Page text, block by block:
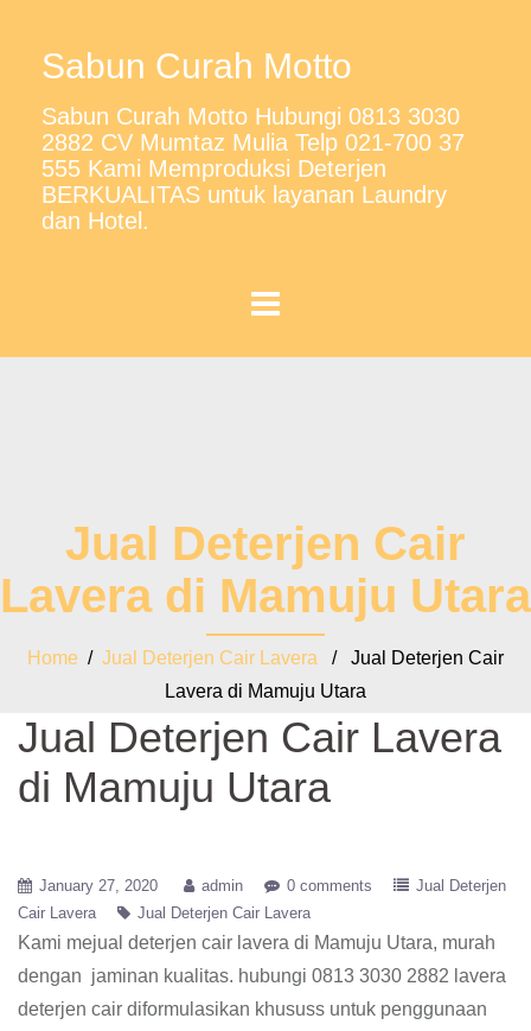
Sabun Curah Motto
Sabun Curah Motto Hubungi 0813 3030
2882 CV Mumtaz Mulia Telp 021-700 37
555 Kami Memproduksi Deterjen
BERKUALITAS untuk layanan Laundry
dan Hotel.
Jual Deterjen Cair
Lavera di Mamuju Utara
Home / Jual Deterjen Cair Lavera / Jual Deterjen Cair
Lavera di Mamuju Utara
Jual Deterjen Cair Lavera
di Mamuju Utara
January 27, 2020 admin 0 comments
Jual Deterjen
Cair Lavera
Jual Deterjen Cair Lavera
Kami mejual deterjen cair lavera di Mamuju Utara, murah
dengan jaminan kualitas. hubungi 0813 3030 2882 lavera
deterjen cair diformulasikan khususs untuk penggunaan